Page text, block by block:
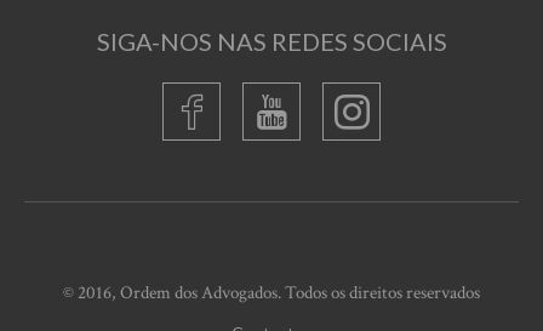
SIGA-NOS NAS REDES SOCIAIS
© 2016, Ordem dos Advogados. Todos os direitos reservados